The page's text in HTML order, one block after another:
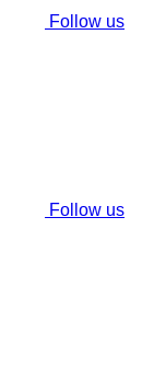
Follow us
Follow us